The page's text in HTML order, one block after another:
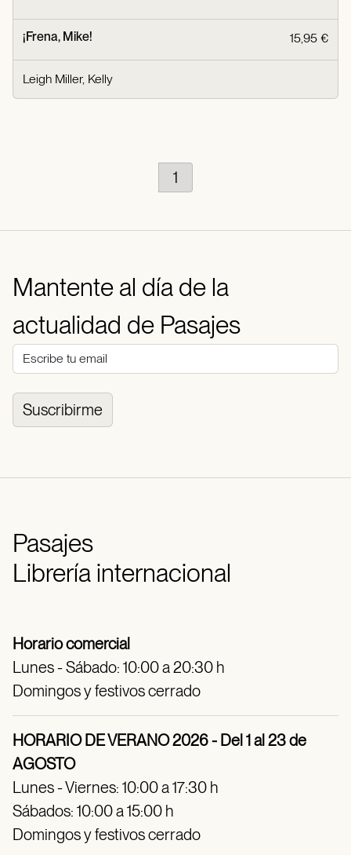
¡Frena, Mike! 15,95 €
Leigh Miller, Kelly
1
Mantente al día de la
actualidad de Pasajes
Suscribirme
Pasajes
Librería internacional
Horario comercial
Lunes - Sábado: 10:00 a 20:30 h
Domingos y festivos cerrado
HORARIO DE VERANO 2026 - Del 1 al 23 de
AGOSTO
Lunes - Viernes: 10:00 a 17:30 h
Sábados: 10:00 a 15:00 h
Domingos y festivos cerrado